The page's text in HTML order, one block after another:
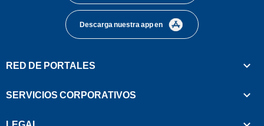
Descarga nuestra app en
RED DE PORTALES
SERVICIOS CORPORATIVOS